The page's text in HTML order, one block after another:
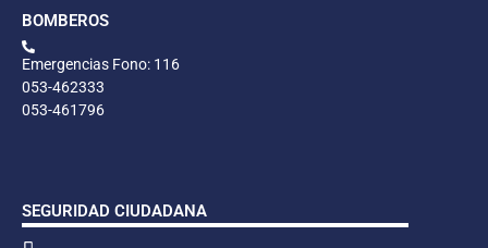
BOMBEROS
Emergencias Fono: 116
053-462333
053-461796
SEGURIDAD CIUDADANA